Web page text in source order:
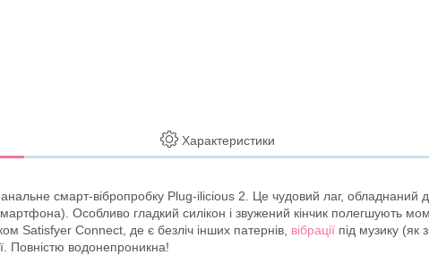
Характеристики
смарт-вібропробку Plug-ilicious 2. Це чудовий лаг, обладнаний
Особливо гладкий силікон і звужений кінчик полегшують
Satisfyer Connect, де є безліч інших патернів, вібрації під музику (як
Повністю водонепроникна!